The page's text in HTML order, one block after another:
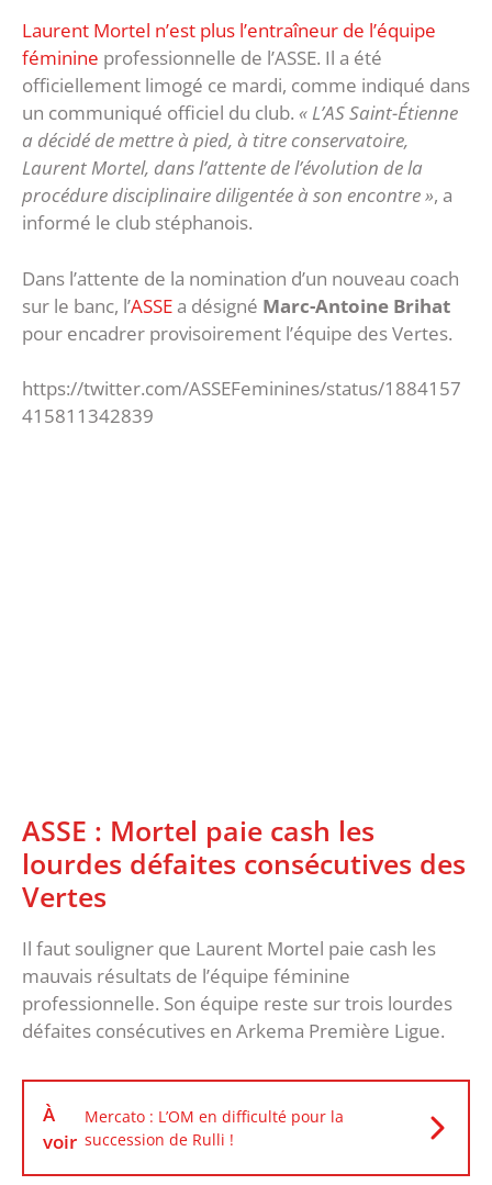
Laurent Mortel n’est plus l’entraîneur de l’équipe
féminine professionnelle de l’ASSE. Il a été
officiellement limogé ce mardi, comme indiqué dans
un communiqué officiel du club. « L’AS Saint-Étienne
a décidé de mettre à pied, à titre conservatoire,
Laurent Mortel, dans l’attente de l’évolution de la
procédure disciplinaire diligentée à son encontre », a
informé le club stéphanois.
Dans l’attente de la nomination d’un nouveau coach
sur le banc, l’ASSEa désigné Marc-Antoine Brihat
pour encadrer provisoirement l’équipe des Vertes.
https://twitter.com/ASSEFeminines/status/1884157
415811342839
ASSE : Mortel paie cash les
lourdes défaites consécutives des
Vertes
Il faut souligner que Laurent Mortel paie cash les
mauvais résultats de l’équipe féminine
professionnelle. Son équipe reste sur trois lourdes
défaites consécutives en Arkema Première Ligue.
À
voir
Mercato : L’OM en difficulté pour la
succession de Rulli !